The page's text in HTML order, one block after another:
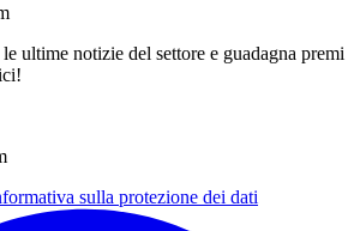
ultime notizie del settore e guadagna premi
sulla protezione dei dati